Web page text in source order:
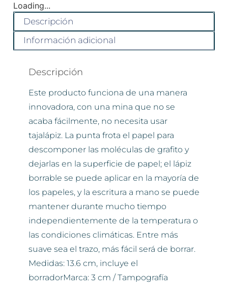
Loading...
Descripción
Información adicional
Descripción
Este producto funciona de una manera
innovadora, con una mina que no se
acaba fácilmente, no necesita usar
tajalápiz. La punta frota el papel para
descomponer las moléculas de grafito y
dejarlas en la superficie de papel; el lápiz
borrable se puede aplicar en la mayoría de
los papeles, y la escritura a mano se puede
mantener durante mucho tiempo
independientemente de la temperatura o
las condiciones climáticas. Entre más
suave sea el trazo, más fácil será de borrar.
Medidas: 13.6 cm, incluye el
borradorMarca: 3 cm / Tampografía